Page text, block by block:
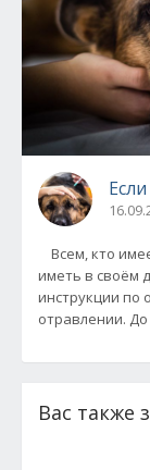
Всем, кто
иметь в своём
инструкции
отравлении. До
Вас также